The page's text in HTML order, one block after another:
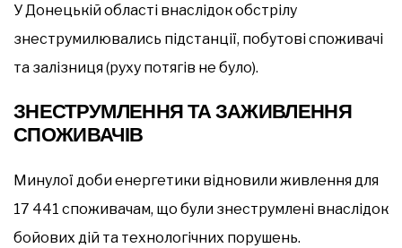
У Донецькій області внаслідок обстрілу
знеструмилювались підстанції, побутові споживачі
та залізниця (руху потягів не було).
ЗНЕСТРУМЛЕННЯ ТА ЗАЖИВЛЕННЯ
СПОЖИВАЧІВ
Минулої доби енергетики відновили живлення для
17 441 споживачам, що були знеструмлені внаслідок
бойових дій та технологічних порушень.